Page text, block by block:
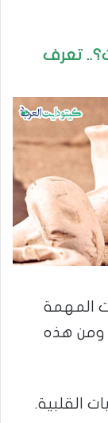
تعرف
المهمة
ومن هذه
القلبية.